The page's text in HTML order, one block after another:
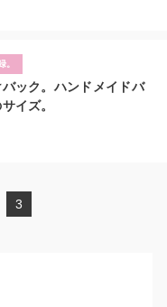
。
ック。ハンドメイドバ
イズ。
3